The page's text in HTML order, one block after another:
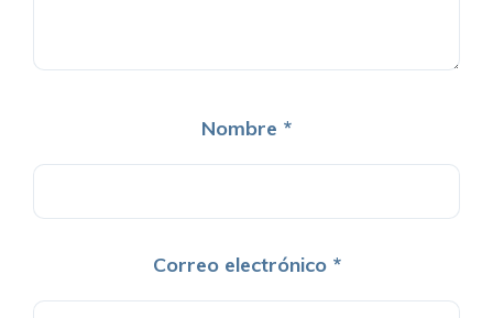
Nombre *
Correo electrónico *